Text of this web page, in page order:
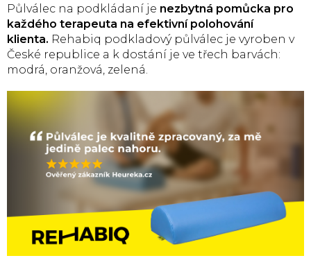
Půlválec na podkládaní je nezbytná pomůcka pro
každého terapeuta na efektivní polohování
klienta. Rehabiq podkladový půlválec je vyroben v
České republice a k dostání je ve třech barvách:
modrá, oranžová, zelená.